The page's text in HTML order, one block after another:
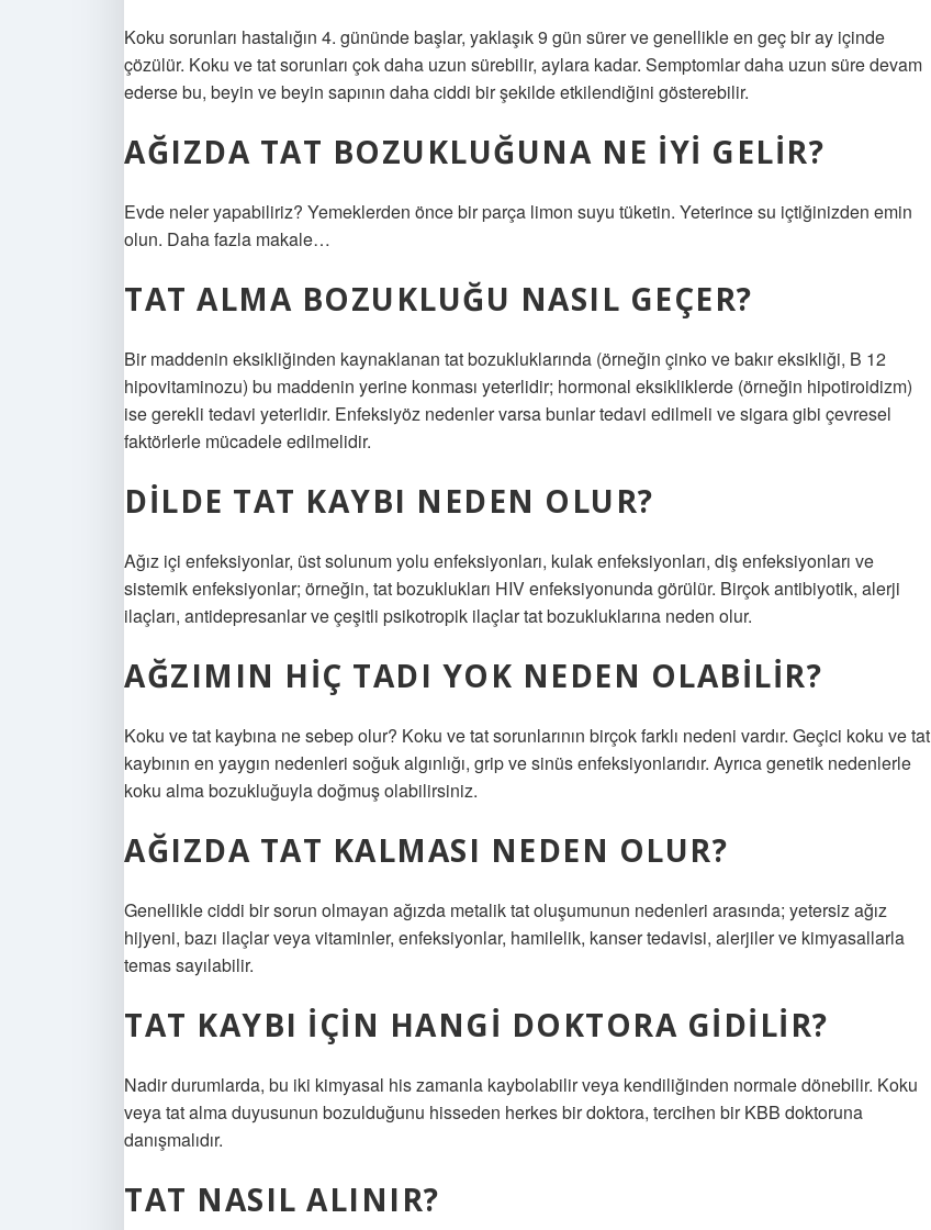
Koku sorunları hastalığın 4. gününde başlar, yaklaşık 9 gün sürer ve genellikle en geç bir ay içinde
çözülür. Koku ve tat sorunları çok daha uzun sürebilir, aylara kadar. Semptomlar daha uzun süre devam
ederse bu, beyin ve beyin sapının daha ciddi bir şekilde etkilendiğini gösterebilir.
AĞIZDA TAT BOZUKLUĞUNA NE IYI GELIR?
Evde neler yapabiliriz? Yemeklerden önce bir parça limon suyu tüketin. Yeterince su içtiğinizden emin
olun. Daha fazla makale…
TAT ALMA BOZUKLUĞU NASIL GEÇER?
Bir maddenin eksikliğinden kaynaklanan tat bozukluklarında (örneğin çinko ve bakır eksikliği, B 12
hipovitaminozu) bu maddenin yerine konması yeterlidir; hormonal eksikliklerde (örneğin hipotiroidizm)
ise gerekli tedavi yeterlidir. Enfeksiyöz nedenler varsa bunlar tedavi edilmeli ve sigara gibi çevresel
faktörlerle mücadele edilmelidir.
DILDE TAT KAYBI NEDEN OLUR?
Ağız içi enfeksiyonlar, üst solunum yolu enfeksiyonları, kulak enfeksiyonları, diş enfeksiyonları ve
sistemik enfeksiyonlar; örneğin, tat bozuklukları HIV enfeksiyonunda görülür. Birçok antibiyotik, alerji
ilaçları, antidepresanlar ve çeşitli psikotropik ilaçlar tat bozukluklarına neden olur.
AĞZIMIN HIÇ TADI YOK NEDEN OLABILIR?
Koku ve tat kaybına ne sebep olur? Koku ve tat sorunlarının birçok farklı nedeni vardır. Geçici koku ve tat
kaybının en yaygın nedenleri soğuk algınlığı, grip ve sinüs enfeksiyonlarıdır. Ayrıca genetik nedenlerle
koku alma bozukluğuyla doğmuş olabilirsiniz.
AĞIZDA TAT KALMASI NEDEN OLUR?
Genellikle ciddi bir sorun olmayan ağızda metalik tat oluşumunun nedenleri arasında; yetersiz ağız
hijyeni, bazı ilaçlar veya vitaminler, enfeksiyonlar, hamilelik, kanser tedavisi, alerjiler ve kimyasallarla
temas sayılabilir.
TAT KAYBI IÇIN HANGI DOKTORA GIDILIR?
Nadir durumlarda, bu iki kimyasal his zamanla kaybolabilir veya kendiliğinden normale dönebilir. Koku
veya tat alma duyusunun bozulduğunu hisseden herkes bir doktora, tercihen bir KBB doktoruna
danışmalıdır.
TAT NASIL ALINIR?